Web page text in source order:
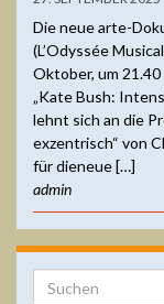
Die neue arte-
(L’Odyssée
Oktober, um
„Kate Bush:
lehnt sich an die
exzentrisch“ von
für dieneue […]
admin
Search for: